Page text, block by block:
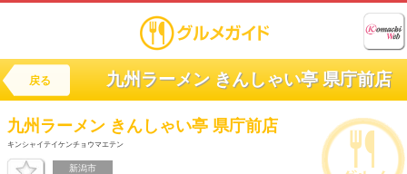
戻る 九州ラーメン きんしゃい亭 県庁前店
九州ラーメン きんしゃい亭 県庁前店
キンシャイテイケンチョウマエテン
新潟市